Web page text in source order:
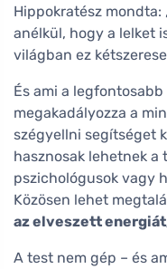
Hippokratész
anélkül, hogy a lelket
világban ez
És ami a
megakadályozza a
szégyellni segítséget
hasznosak lehetnek a
pszichológusok vagy
Közösen lehet
az elveszett
A test nem gép – és